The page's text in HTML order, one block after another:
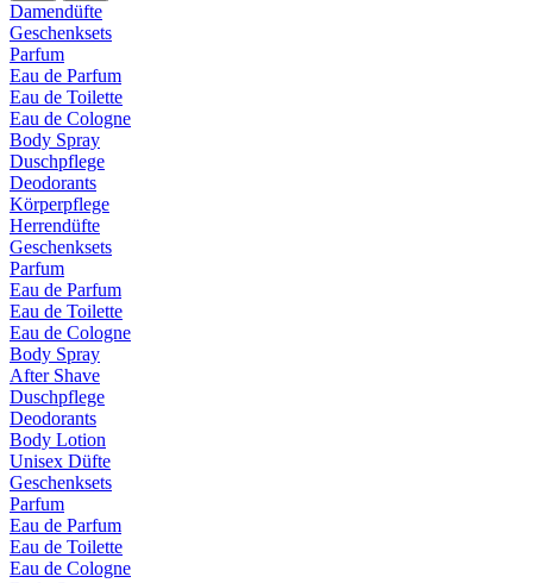
Damendüfte
Geschenksets
Parfum
Eau de Parfum
Eau de Toilette
Eau de Cologne
Body Spray
Duschpflege
Deodorants
Körperpflege
Herrendüfte
Geschenksets
Parfum
Eau de Parfum
Eau de Toilette
Eau de Cologne
Body Spray
After Shave
Duschpflege
Deodorants
Body Lotion
Unisex Düfte
Geschenksets
Parfum
Eau de Parfum
Eau de Toilette
Eau de Cologne